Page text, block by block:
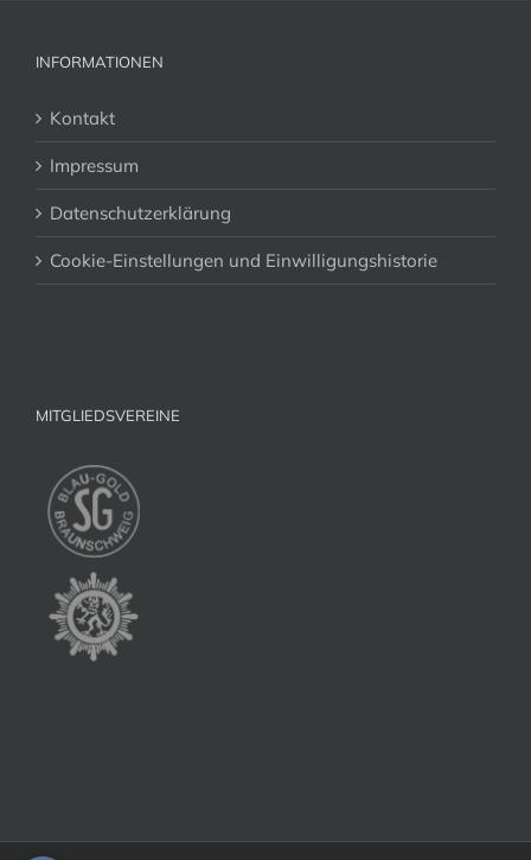
INFORMATIONEN
Kontakt
Impressum
Datenschutzerklärung
Cookie-Einstellungen und Einwilligungshistorie
MITGLIEDSVEREINE